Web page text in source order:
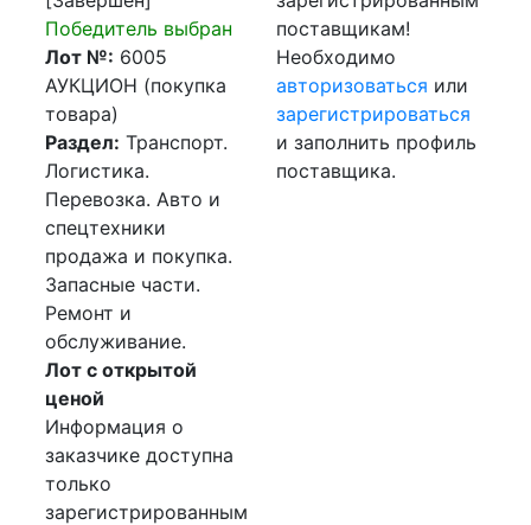
Победитель выбран
Лот №: 6005
АУКЦИОН (покупка
товара)
Раздел: Транспорт.
Логистика.
Перевозка. Авто и
спецтехники
продажа и покупка.
Запасные части.
Ремонт и
обслуживание.
Лот с открытой
ценой
Информация о
заказчике доступна
только
зарегистрированным
поставщикам!
Необходимо
авторизоваться или
зарегистрироваться
и заполнить профиль
поставщика.